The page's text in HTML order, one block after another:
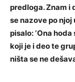
predloga. Znam i
se nazove po
pisalo: ‘Ona
koji je i deo te
ništa se ne